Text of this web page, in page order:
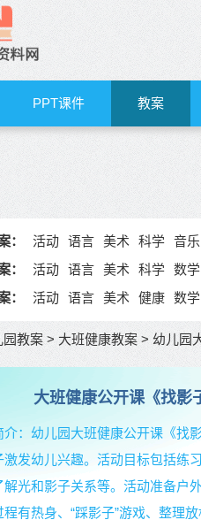
PPT课件 教案
： 活动 语言 美术 科学 音乐
：
活动 语言 美术 科学 数学
：
活动 语言 美术 健康 数学
园教案 > 大班健康教案 > 幼儿园
大班健康公开课《找影
介：幼儿园大班健康公开课《找
激发幼儿兴趣。活动目标包括练
解光和影子关系等。活动准备户
程有热身、“踩影子”游戏、整理